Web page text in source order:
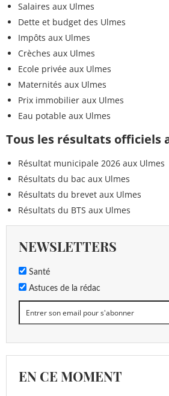
Salaires aux Ulmes
Dette et budget des Ulmes
Impôts aux Ulmes
Crèches aux Ulmes
Ecole privée aux Ulmes
Maternités aux Ulmes
Prix immobilier aux Ulmes
Eau potable aux Ulmes
Tous les résultats officiels
Résultat municipale 2026 aux Ulmes
Résultats du bac aux Ulmes
Résultats du brevet aux Ulmes
Résultats du BTS aux Ulmes
NEWSLETTERS
Santé
Astuces de la rédac
EN CE MOMENT